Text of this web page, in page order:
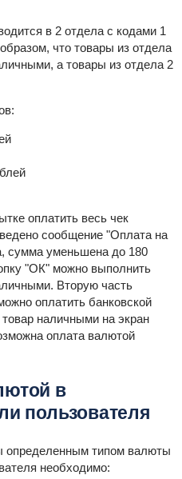
в 2 отдела с кодами 1
что товары из отдела
а товары из отдела 2
оплатить весь чек
сообщение "Оплата на
сумма уменьшена до 180
"ОК" можно выполнить
Вторую часть
оплатить банковской
наличными на экран
оплата валютой
в
пользователя
определенным типом валюты
необходимо: